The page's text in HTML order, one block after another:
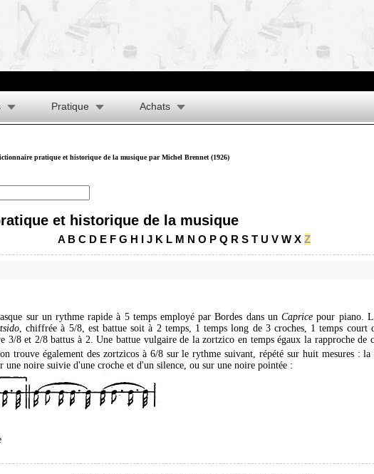
Pratique Achats
pratique et historique de la musique par Michel Brennet (1926)
et historique de la musique
A B C D E F G H I J K L M N O P Q R S T U V W X Z
sur un rythme rapide à 5 temps employé par Bordes dans unCaprice pour piano.
, chiffrée à 5/8, est battue soit à 2 temps, 1 temps long de 3 croches, 1 temps court
3/8 et 2/8 battus à 2. Une battue vulgaire de la zortzico en temps égaux la rapproche de
trouve également des zortzicos à 6/8 sur le rythme suivant, répété sur huit mesures : la
une noire suivie d'une croche et d'un silence, ou sur une noire pointée :